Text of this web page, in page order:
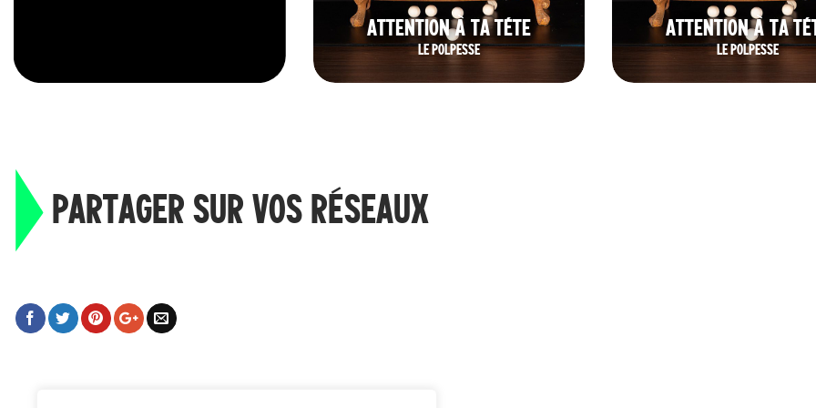
ATTENTION À TA TÊTE
LE POLPESSE
ATTENTION À TA
LE POLPESSE
PARTAGER SUR VOS RÉSEAUX